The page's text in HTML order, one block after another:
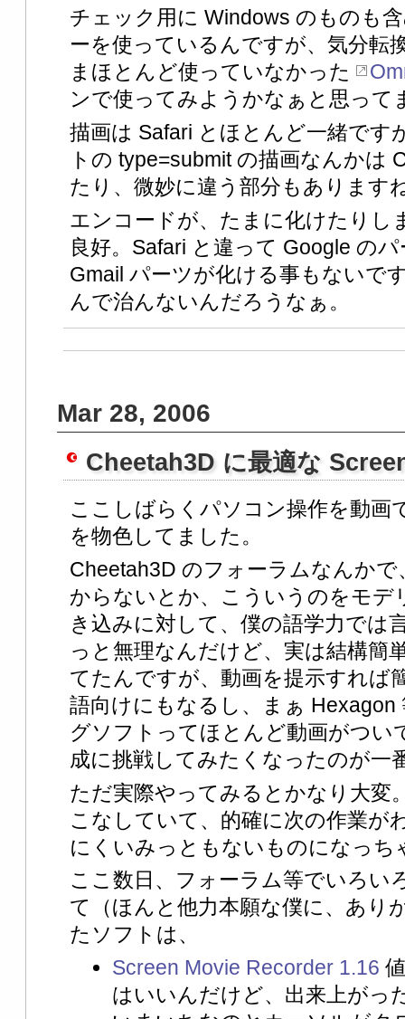
チェック用に Windows のものも
ーを使っているんですが、気分転
まほとんど使っていなかった
ンで使ってみようかなぁと思って
描画は Safari とほとんど一緒です
トの type=submit の描画なんかは
たり、微妙に違う部分もあります
エンコードが、たまに化けたりし
良好。Safari と違って Google の
Gmail パーツが化ける事もないで
んで治んないんだろうなぁ。
Mar 28, 2006
Cheetah3D に最適な
ここしばらくパソコン操作を動画
を物色してました。
Cheetah3D のフォーラムなんか
からないとか、こういうのをモデ
き込みに対して、僕の語学力では
っと無理なんだけど、実は結構簡
てたんですが、動画を提示すれば
語向けにもなるし、まぁ
グソフトってほとんど動画がつい
成に挑戦してみたくなったのが一
ただ実際やってみるとかなり大変
こなしていて、的確に次の作業が
にくいみっともないものになっち
ここ数日、フォーラム等でいろい
て（ほんと他力本願な僕に、あり
たソフトは、
Screen Movie Recorder 1.16
はいいんだけど、出来上がっ